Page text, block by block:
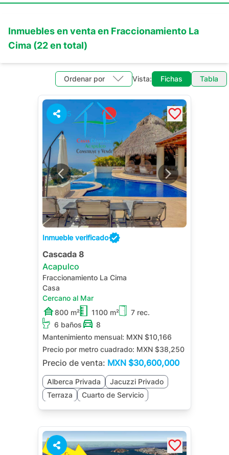
Inmuebles enventaen Fraccionamiento La
Cima (22en total)
Ordenar por Vista: Fichas Tabla
5
Inmueble verificado
Cascada 8
Acapulco
Fraccionamiento La Cima
Casa
Cercano al Mar
800 m²
1100 m²
7 rec.
6 baños
8
Mantenimiento mensual: MXN $10,166
Precio por metro cuadrado: MXN $38,250
Precio de venta: MXN $30,600,000
Alberca Privada
Jacuzzi Privado
Terraza
Cuarto de Servicio
Sala de TV
Palapa